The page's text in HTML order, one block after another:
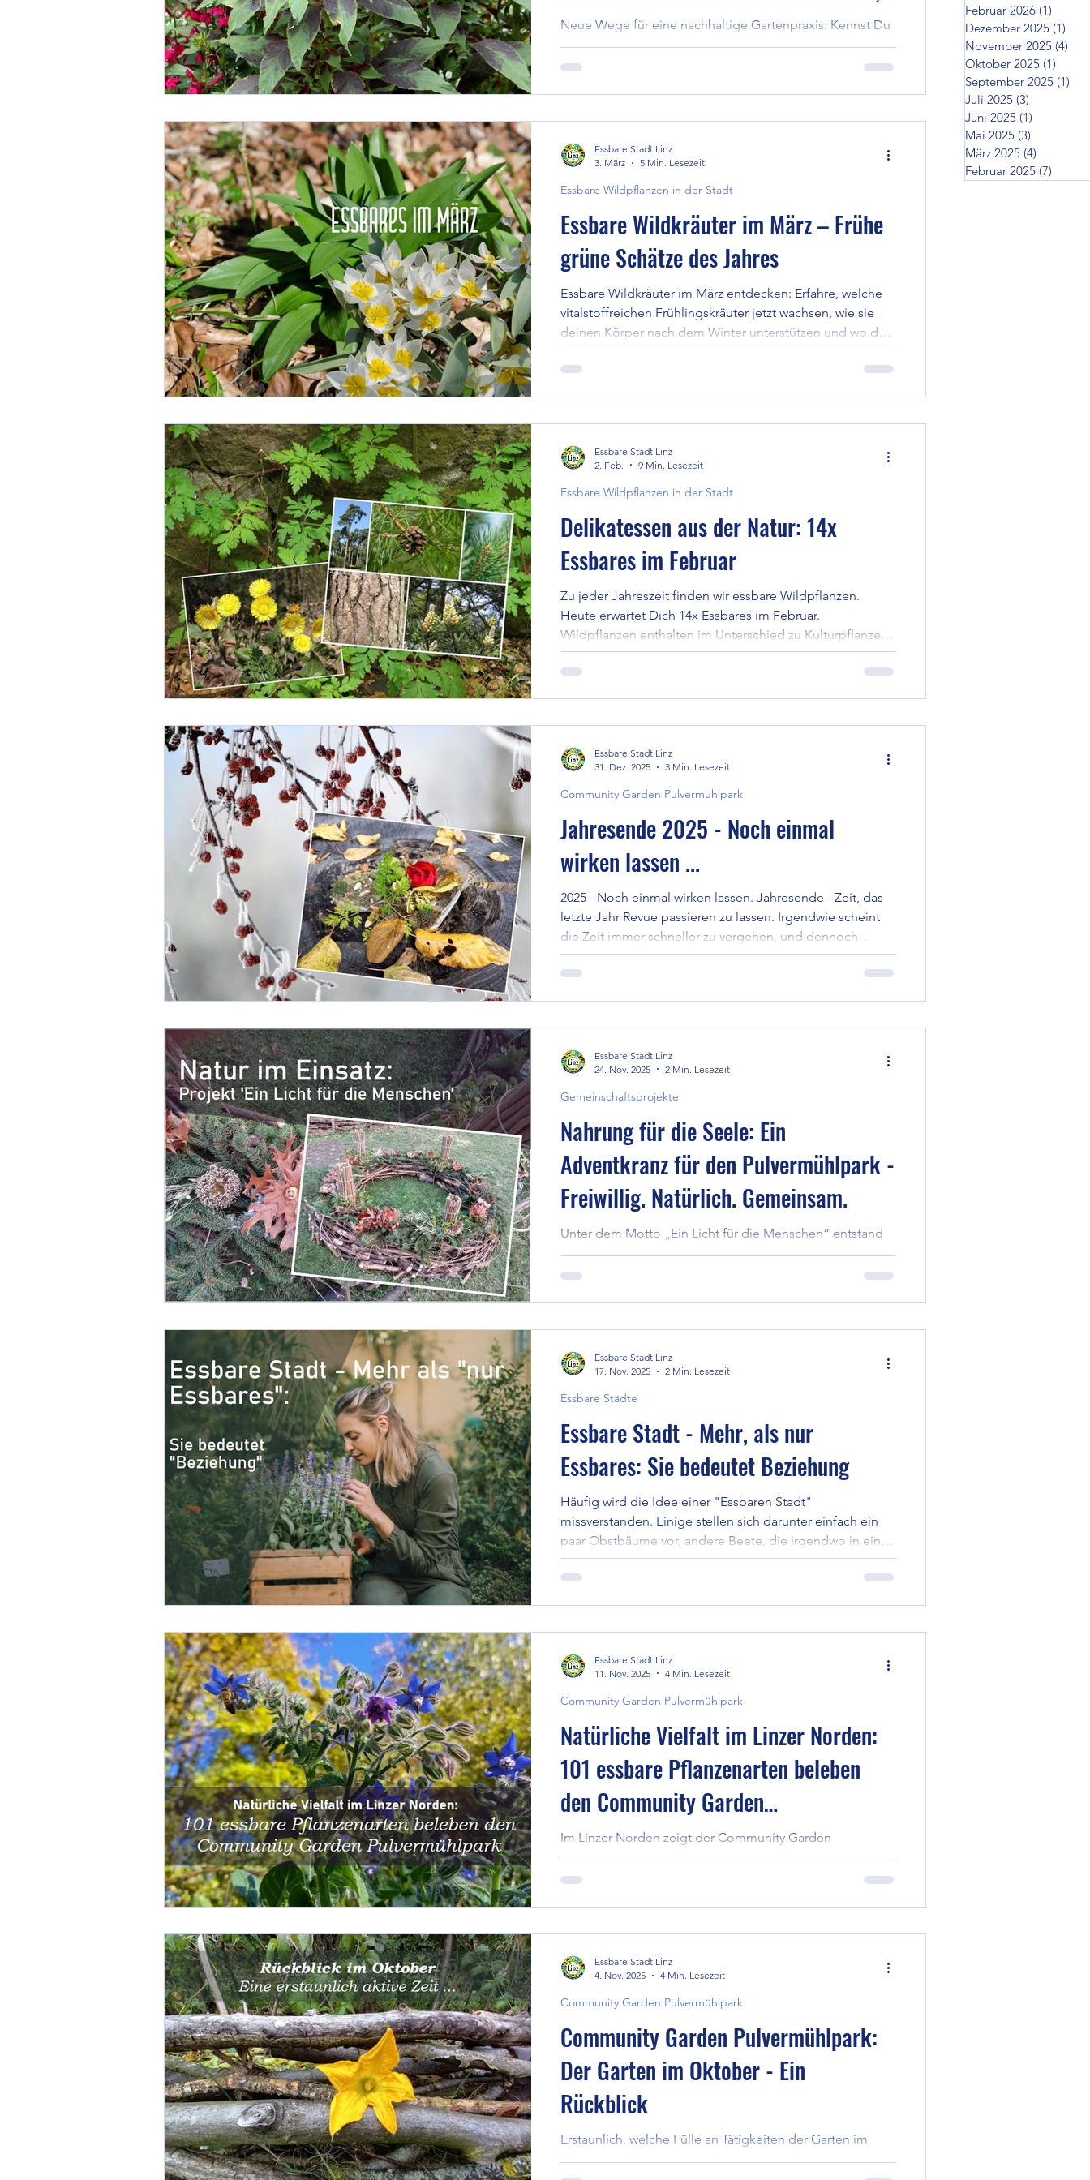
ernten, ernten ...
Neue Wege für eine nachhaltige Gartenpraxis: Kennst Du
schon Ewigen Spinat oder Permaspinat? - Einmal anbauen
- und rund ums Jahr ernten, ernten, ernten ... dazu
aufrecht, von wenigen Zentmeter Höhe bis zu vielen
Meter. Grün oder bunt und für alle Standorte. Vielfalt und
Pracht im Garten und am Teller durch "Spinat" ...
Essbare Wildkräuter im März – Frühe
grüne Schätze des Jahres
Essbare Wildkräuter im März entdecken: Erfahre, welche
vitalstoffreichen Frühlingskräuter jetzt wachsen, wie sie
deinen Körper nach dem Winter unterstützen und wo du
sie findest.
Essbare Wildpflanzen in der Stadt
Essbare Stadt Linz
3. März
5 Min. Lesezeit
Delikatessen aus der Natur: 14x
Essbares im Februar
Zu jeder Jahreszeit finden wir essbare Wildpflanzen.
Heute erwartet Dich 14x Essbares im Februar.
Wildpflanzen enthalten im Unterschied zu Kulturpflanzen
alle Inhaltstoffe in konzentrierter Form, was Dir und der
Natur den grossen Vorteil bietet, dass Du nur wenig von
Essbare Wildpflanzen in der Stadt
Essbare Stadt Linz
2. Feb.
9 Min. Lesezeit
Jahresende 2025 - Noch einmal
wirken lassen ...
2025 - Noch einmal wirken lassen. Jahresende - Zeit, das
letzte Jahr Revue passieren zu lassen. Irgendwie scheint
die Zeit immer schneller zu vergehen, und dennoch
können wir uns uns kaum mehr an den Jahresanfang
erinnern. Gut, dass Fotos der Erinnerung nachhelfen ...
Community Garden Pulvermühlpark
Essbare Stadt Linz
31. Dez. 2025
3 Min. Lesezeit
Nahrung für die Seele: Ein
Adventkranz für den Pulvermühlpark -
Freiwillig. Natürlich. Gemeinsam.
Unter dem Motto „Ein Licht für die Menschen“ entstand
am 22. November - rechtzeitig mit Raum für einen
Ersatztermin eine Woche später, falls das Wetter nicht
Adventkranz aus natürlichen Materialien. Er lädt Anwohner
und Besucher dazu ein, im Advent einen Moment
innezuhalten, tief durchzuatmen, Kranz, Park und Natur auf
Gemeinschaftsprojekte
Essbare Stadt Linz
24. Nov. 2025
2 Min. Lesezeit
Essbare Stadt - Mehr, als nur
Essbares: Sie bedeutet Beziehung
Häufig wird die Idee einer "Essbaren Stadt"
missverstanden. Einige stellen sich darunter einfach ein
paar Obstbäume vor, andere Beete, die irgendwo in eine
Grünfläche gesetzt werden. Doch Essbarkeit entsteht
nicht dadurch, dass etwas Essbares wächst. Sie entsteht
selbst und mit anderen. Essbare Stadt bedeutet damit
Beziehung – nicht einfach nur „etwas Essbares pflanzen“.
Essbare Städte
Essbare Stadt Linz
17. Nov. 2025
2 Min. Lesezeit
Natürliche Vielfalt im Linzer Norden:
101 essbare Pflanzenarten beleben
den Community Garden
Pulvermühlpark
Im Linzer Norden zeigt der Community Garden
Pulvermühlpark, wie aus Rasen Lebensraum wird: 101
großteils essbare Wild- und Kulturpflanzenarten fördern
Essbaren Stadt Linz macht sichtbar, wie
gemeinschaftliches Gärtnern natürliche Vielfalt und
Lebensqualität in der Stadt stärkt.
Community Garden Pulvermühlpark
Essbare Stadt Linz
11. Nov. 2025
4 Min. Lesezeit
Community Garden Pulvermühlpark:
Der Garten im Oktober - Ein
Rückblick
Erstaunlich, welche Fülle an Tätigkeiten der Garten im
Oktober noch bereithielt! Während sich die Natur
Community Garden Pulvermühlpark
Essbare Stadt Linz
4. Nov. 2025
4 Min. Lesezeit
Februar 2026 (1)
Dezember 2025 (1)
November 2025 (4)
Oktober 2025 (1)
September 2025 (1)
Juli 2025 (3)
Juni 2025 (1)
Mai 2025 (3)
März 2025 (4)
Februar 2025 (7)